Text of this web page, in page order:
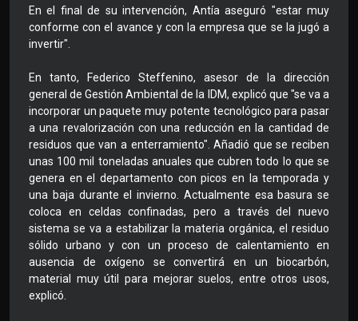
En el final de su intervención, Antía aseguró "estar muy
conforme con el avance y con la empresa que se la jugó a
invertir".
En tanto, Federico Steffenino, asesor de la dirección
general de Gestión Ambiental de la IDM, explicó que "se va a
incorporar un paquete muy potente tecnológico para pasar
a una revalorización con una reducción en la cantidad de
residuos que van a enterramiento". Añadió que se reciben
unas 100 mil toneladas anuales que cubren todo lo que se
genera en el departamento con picos en la temporada y
una baja durante el invierno. Actualmente esa basura se
coloca en celdas confinadas, pero a través del nuevo
sistema se va a estabilizar la materia orgánica, el residuo
sólido urbano y con un proceso de calentamiento en
ausencia de oxígeno se convertirá en un biocarbón,
material muy útil para mejorar suelos, entre otros usos,
explicó.